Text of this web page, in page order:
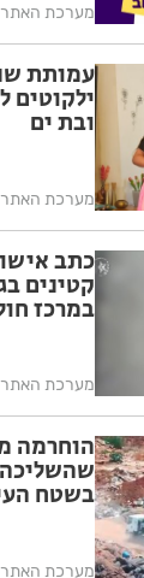
מערכת האתר
עמותת
ילקוטים
ובת ים
מערכת האתר
קטינים
במרכז
מערכת האתר
הוחרמה
שהשליכה
בשטח
מערכת האתר